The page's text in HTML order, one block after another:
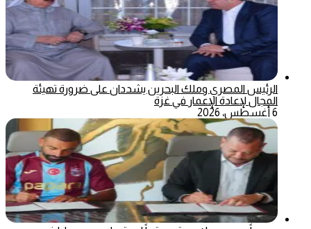
الرئيس المصري وملك البحرين يشددان على ضرورة تهيئة
المجال لإعادة الإعمار في غزة
6 أغسطس، 2026